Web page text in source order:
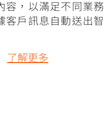
容，以滿足不同業務
客戶訊息自動送出智
了解更多